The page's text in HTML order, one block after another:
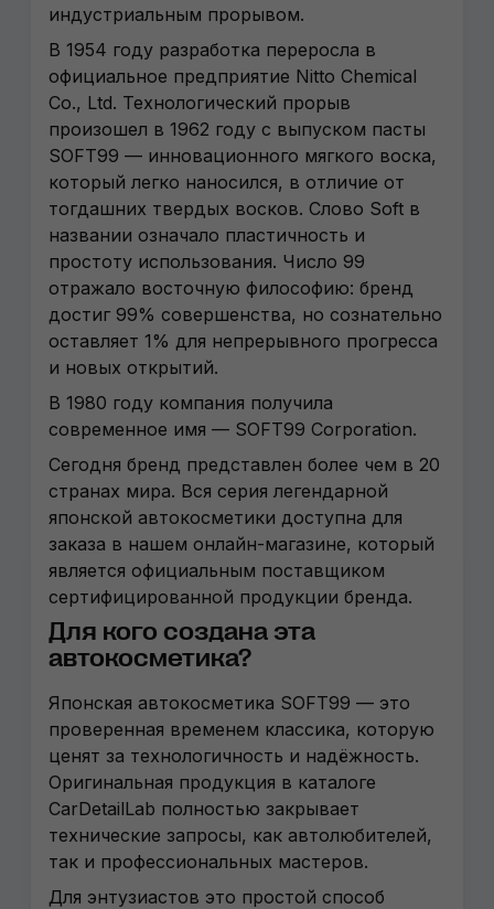
индустриальным прорывом.
В 1954 году разработка переросла в
официальное предприятие Nitto Chemical
Co., Ltd. Технологический прорыв
произошел в 1962 году с выпуском пасты
SOFT99 — инновационного мягкого воска,
который легко наносился, в отличие от
тогдашних твердых восков. Слово Soft в
названии означало пластичность и
простоту использования. Число 99
отражало восточную философию: бренд
достиг 99% совершенства, но сознательно
оставляет 1% для непрерывного прогресса
и новых открытий.
В 1980 году компания получила
современное имя — SOFT99 Corporation.
Сегодня бренд представлен более чем в 20
странах мира. Вся серия легендарной
японской автокосметики доступна для
заказа в нашем онлайн-магазине, который
является официальным поставщиком
сертифицированной продукции бренда.
Для кого создана эта
автокосметика?
Японская автокосметика SOFT99 — это
проверенная временем классика, которую
ценят за технологичность и надёжность.
Оригинальная продукция в каталоге
CarDetailLab полностью закрывает
технические запросы, как автолюбителей,
так и профессиональных мастеров.
Для энтузиастов это простой способ